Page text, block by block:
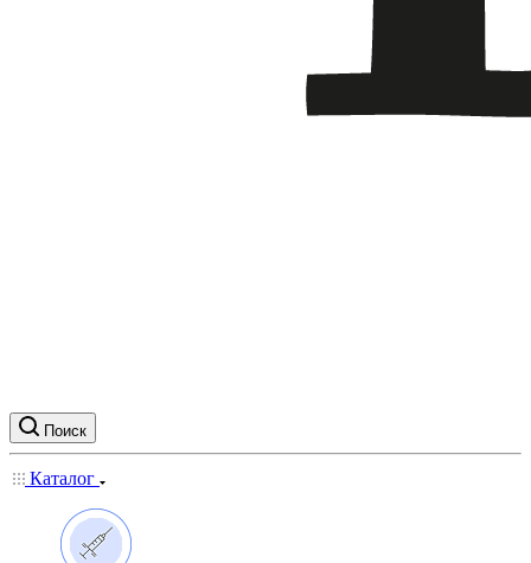
Поиск
Каталог